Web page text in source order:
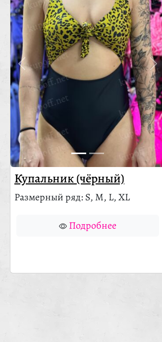
Купальник (чёрный)
Размерный ряд: S, M, L, XL
Подробнее